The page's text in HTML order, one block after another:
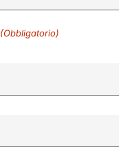
(Obbligatorio)